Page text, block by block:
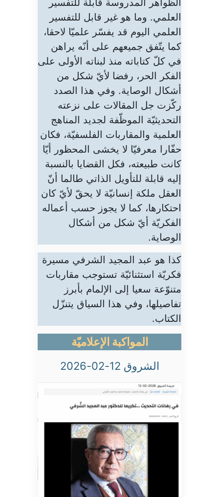
العلمي. وما هو غير قابل للتفسير
العلمي اليوم قد يفسّر علميّا لاحقا،
كما يتّفق جميعهم على أنّه يراهن
في كلّ كتاباته منذ لبناته الأولى على
الفكر الحر، رفضا لأيّ شكل من
أشكال الوصاية. وفي هذا الصدد
ركّزت جل المقالات على نزعته
التحديثيّة الموظّفة لجديد المناهج
العلمية والمقاربات الفلسفيّة، فكان
حفّارا معرفيّا لا يخشى المحظور أيّا
كانت طبيعته، فكل القضايا بالنسبة
إليه قابلة للتأويل الذاتي طالما أنّ
العقل ملكة إنسانيّة لا يحقّ لأيّ كان
احتكارها، كما لا يجوز حسب أعماله
الفكريّة أيّ شكل من أشكال
الوصاية.
كذا هو عبد المجيد الشرفي مسيرة
فكريّة استثنائيّة تستوجب مقاربات
متنوّعة سعيا إلى الإلمام بأبرز
تفاصيلها، وفي هذا السياق يتنزّل
الكتاب.
المواكبة الإعلاميّة
الشروق 12-02-2026